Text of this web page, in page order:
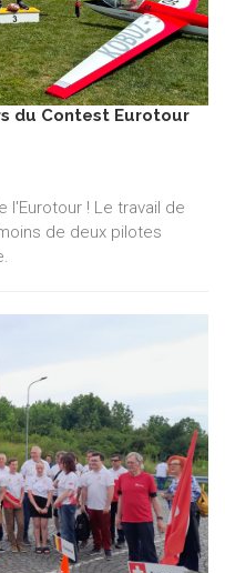
du Contest Eurotour
l'Eurotour ! Le travail de
de deux pilotes